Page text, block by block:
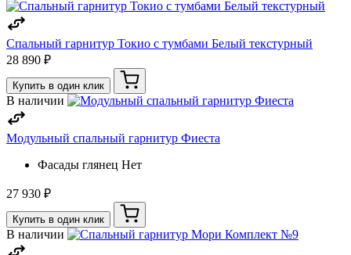
Спальный гарнитур Токио с тумбами Белый текстурный
28 890 ₽
Купить в один клик
В наличии
Модульный спальный гарнитур Фиеста
Фасады глянец Нет
27 930 ₽
Купить в один клик
В наличии